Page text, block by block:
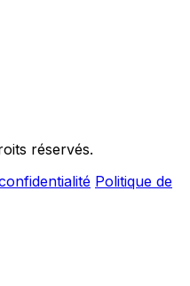
réservés.
Politique de